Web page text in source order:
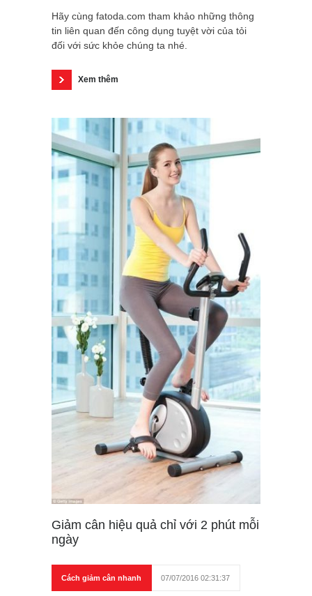
Hãy cùng fatoda.com tham khảo những thông
tin liên quan đến công dụng tuyệt vời của tỏi
đối với sức khỏe chúng ta nhé.
Xem thêm
Giảm cân hiệu quả chỉ với 2 phút mỗi
ngày
Cách giảm cân nhanh 07/07/2016 02:31:37